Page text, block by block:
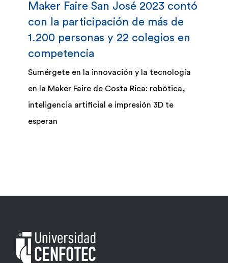
Egresados
Bolsa Trabajo
Maker Faire San José 2023 contó
con la participación de más de
1.200 personas y 22 colegios en
competencia
Sumérgete en la innovación y la tecnología
en la Maker Faire de Costa Rica: robótica,
inteligencia artificial e impresión 3D te
esperan